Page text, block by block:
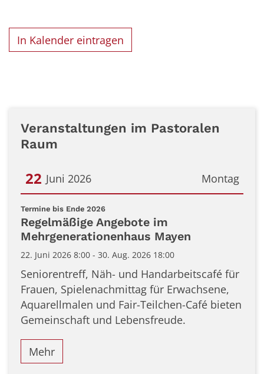
In Kalender eintragen
Veranstaltungen im Pastoralen
Raum
Montag
22 Juni 2026
Datum: 22. Juni 2026
Termine bis Ende 2026:
Regelmäßige Angebote im
Mehrgenerationenhaus Mayen
22. Juni 2026 8:00 - 30. Aug. 2026 18:00
Seniorentreff, Näh- und Handarbeitscafé für
Frauen, Spielenachmittag für Erwachsene,
Aquarellmalen und Fair-Teilchen-Café bieten
Gemeinschaft und Lebensfreude.
Mehr